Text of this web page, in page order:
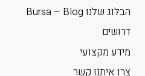
הבלוג שלנו Bursa – Blog
דרושים
מידע מקצועי
צרו איתנו קשר